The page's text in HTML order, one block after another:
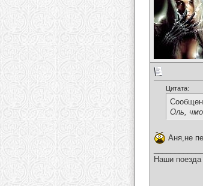
Цитата:
Оль,
Аня,не
Наши поезда